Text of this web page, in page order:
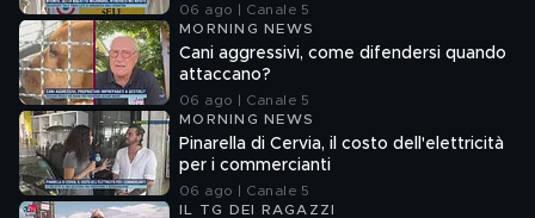
06 ago | Canale 5
MORNING NEWS
Cani aggressivi, come difendersi quando
attaccano?
06 ago | Canale 5
MORNING NEWS
Pinarella di Cervia, il costo dell'elettricità
per i commercianti
06 ago | Canale 5
IL TG DEI RAGAZZI